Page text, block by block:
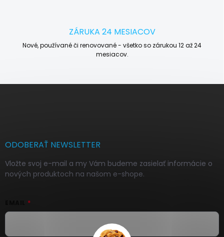
ZÁRUKA 24 MESIACOV
Nové, používané či renovované - všetko so zárukou 12 až 24
mesiacov.
ODOBERAŤ NEWSLETTER
Vložte svoj e-mail a my Vám budeme zasielať informácie o
nových produktoch na našom e-shope.